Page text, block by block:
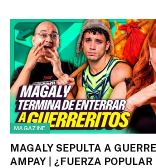
MAGAZINE
MAGALY SEPULTA A
AMPAY | ¿FUERZA POPULAR